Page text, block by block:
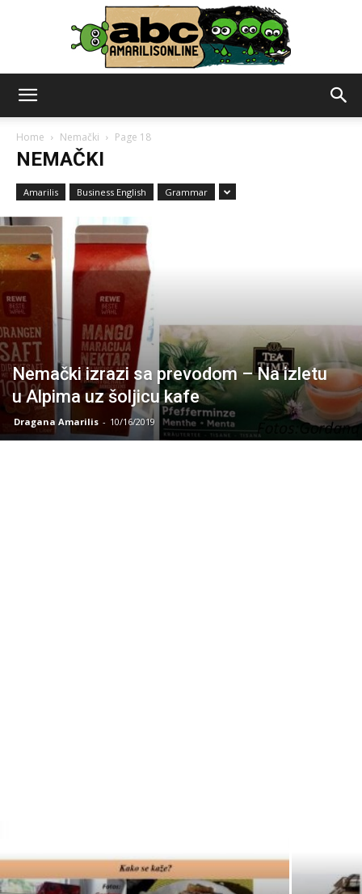
–
Home Nemački Page 18
NEMAČKI
Amarilis Business English Grammar
Nemački izrazi sa prevodom – Na izletu
u Alpima uz šoljicu kafe
Dragana Amarilis - 10/16/2019